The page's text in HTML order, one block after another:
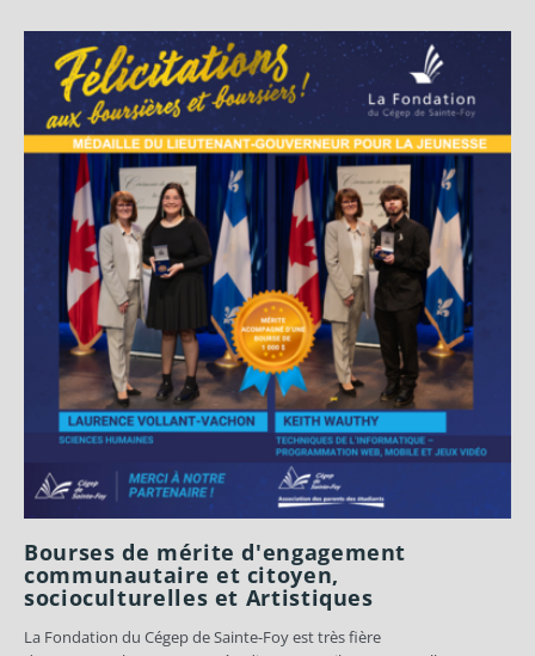
Show larger version
Bourses de mérite d'engagement
communautaire et citoyen,
socioculturelles et Artistiques
La Fondation du Cégep de Sainte-Foy est très fière